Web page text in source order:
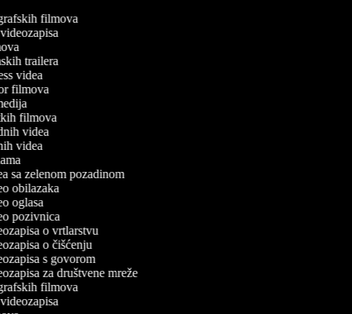
filmova
trailera
videa
filmova
filmova
videa
videa
sa zelenom pozadinom
obilazaka
oglasa
pozivnica
o vrtlarstvu
o čišćenju
s govorom
za društvene mreže
filmova